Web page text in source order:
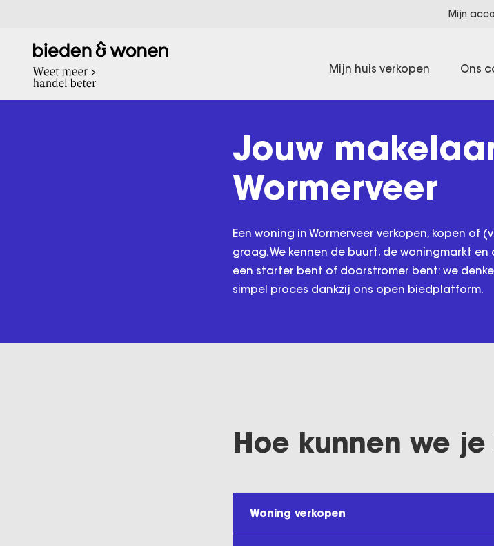
Mijn
Mijn huis verkopen Ons
Jouw
Wormerveer
Een woning in Wormerveer verkopen, kopen of
graag. We kennen de buurt, de woningmarkt
een starter bent of doorstromer bent: we
simpel proces dankzij ons open biedplatform.
Hoe kunnen we
Woning verkopen